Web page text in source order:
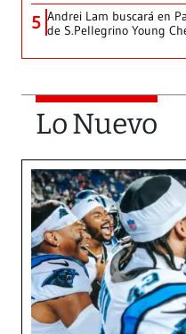
5 Andrei Lam buscará en
de S.Pellegrino Young
Lo Nuevo